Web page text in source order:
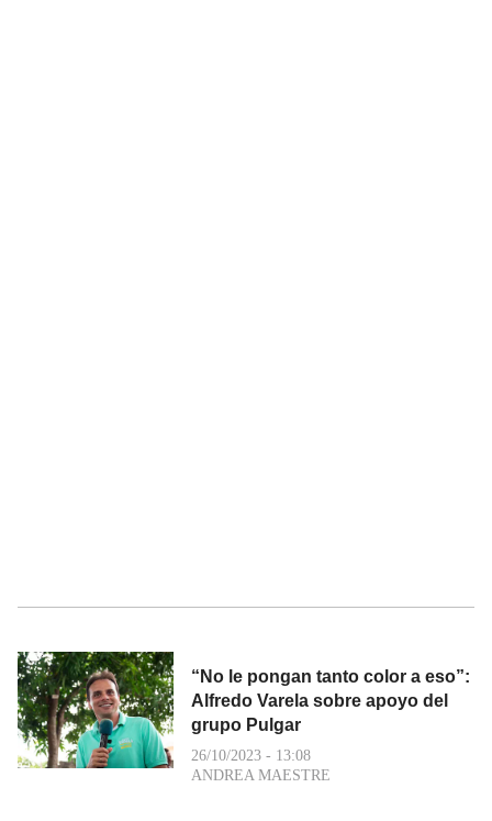
“No le pongan tanto color a eso”:
Alfredo Varela sobre apoyo del
grupo Pulgar
26/10/2023 - 13:08
ANDREA MAESTRE